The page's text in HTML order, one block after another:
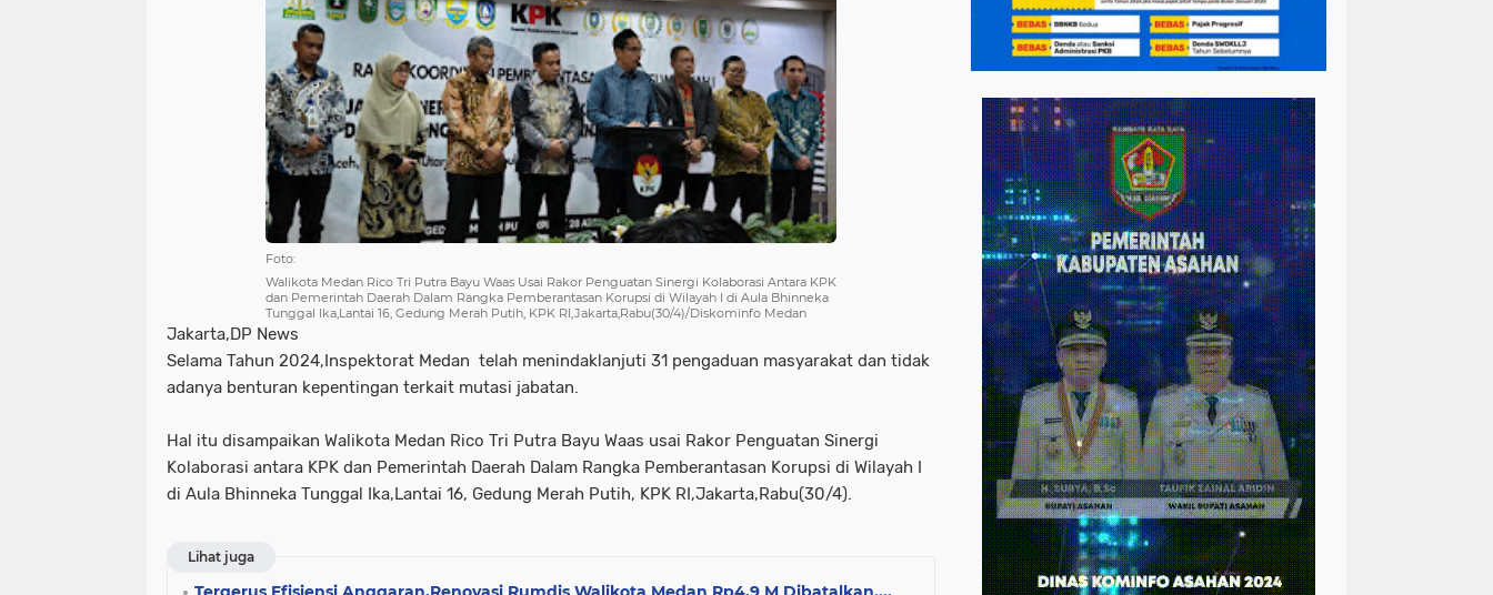
Foto:
Walikota Medan Rico Tri Putra Bayu Waas Usai Rakor Penguatan Sinergi Kolaborasi Antara KPK
dan Pemerintah Daerah Dalam Rangka Pemberantasan Korupsi di Wilayah I di Aula Bhinneka
Tunggal Ika,Lantai 16, Gedung Merah Putih, KPK RI,Jakarta,Rabu(30/4)/Diskominfo Medan
Jakarta,DP News
Selama Tahun 2024,Inspektorat Medan telah menindaklanjuti 31 pengaduan masyarakat dan tidak
adanya benturan kepentingan terkait mutasi jabatan.
Hal itu disampaikan Walikota Medan Rico Tri Putra Bayu Waas usai Rakor Penguatan Sinergi
Kolaborasi antara KPK dan Pemerintah Daerah Dalam Rangka Pemberantasan Korupsi di Wilayah I
di Aula Bhinneka Tunggal Ika,Lantai 16, Gedung Merah Putih, KPK RI,Jakarta,Rabu(30/4).
Lihat juga